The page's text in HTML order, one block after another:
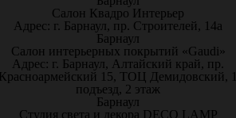
Салон Квадро Интерьер
Адрес: г. Барнаул, пр. Строителей, 14а
Барнаул
Салон интерьерных покрытий «Gaudi»
Адрес: г. Барнаул, Алтайский край, пр.
15, ТОЦ Демидовский, 1
подъезд, 2 этаж
Барнаул
Студия света и декора DECO LAMP